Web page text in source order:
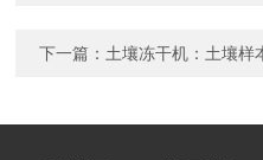
下一篇： 土壤冻干机：土壤样